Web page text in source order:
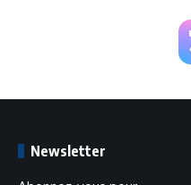
Newsletter